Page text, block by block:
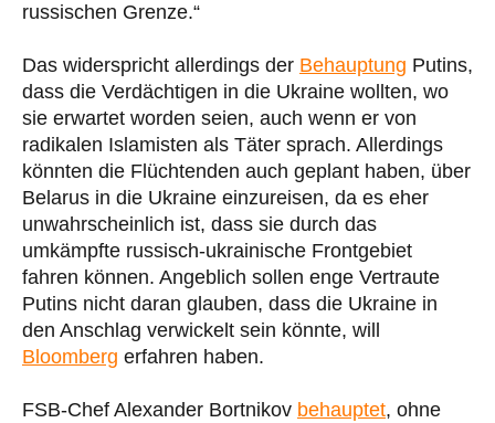
russischen Grenze.“
Das widerspricht allerdings der Behauptung Putins,
dass die Verdächtigen in die Ukraine wollten, wo
sie erwartet worden seien, auch wenn er von
radikalen Islamisten als Täter sprach. Allerdings
könnten die Flüchtenden auch geplant haben, über
Belarus in die Ukraine einzureisen, da es eher
unwahrscheinlich ist, dass sie durch das
umkämpfte russisch-ukrainische Frontgebiet
fahren können. Angeblich sollen enge Vertraute
Putins nicht daran glauben, dass die Ukraine in
den Anschlag verwickelt sein könnte, will
Bloomberg erfahren haben.
FSB-Chef Alexander Bortnikov behauptet, ohne